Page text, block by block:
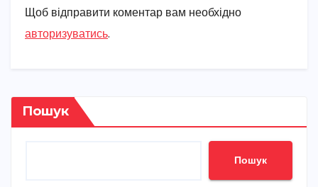
Щоб відправити коментар вам необхідно
авторизуватись.
Пошук
Пошук